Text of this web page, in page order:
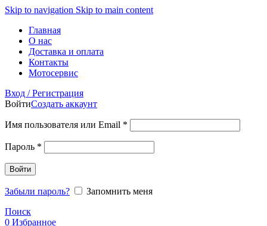
Skip to navigation Skip to main content
Главная
О нас
Доставка и оплата
Контакты
Мотосервис
Вход / Регистрация
ВойтиСоздать аккаунт
Имя пользователя или Email *
Пароль *
Войти
Забыли пароль?
Запомнить меня
Поиск
0 Избранное